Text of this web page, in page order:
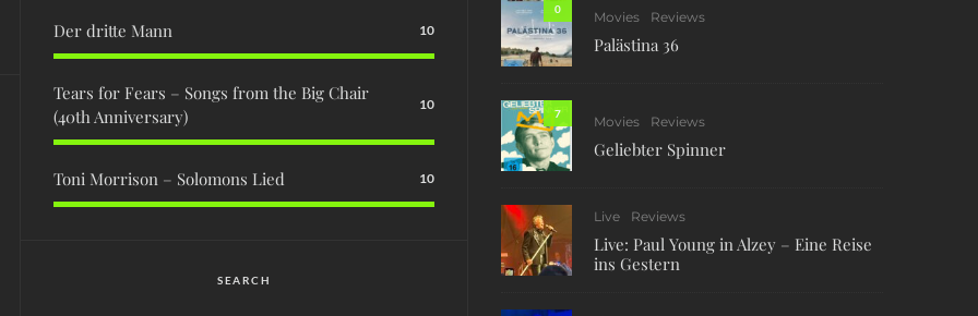
Der dritte Mann 10
Tears for Fears – Songs from the Big Chair
(40th Anniversary)
10
Toni Morrison – Solomons Lied 10
SEARCH
0
Movies Reviews
Palästina 36
7
Movies Reviews
Geliebter Spinner
Live Reviews
Live: Paul Young in Alzey – Eine Reise
ins Gestern